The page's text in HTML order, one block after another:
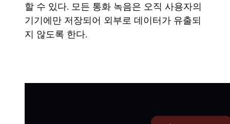
할 수 있다. 모든 통화 녹음은 오직 사용자의
기기에만 저장되어 외부로 데이터가 유출되
지 않도록 한다.